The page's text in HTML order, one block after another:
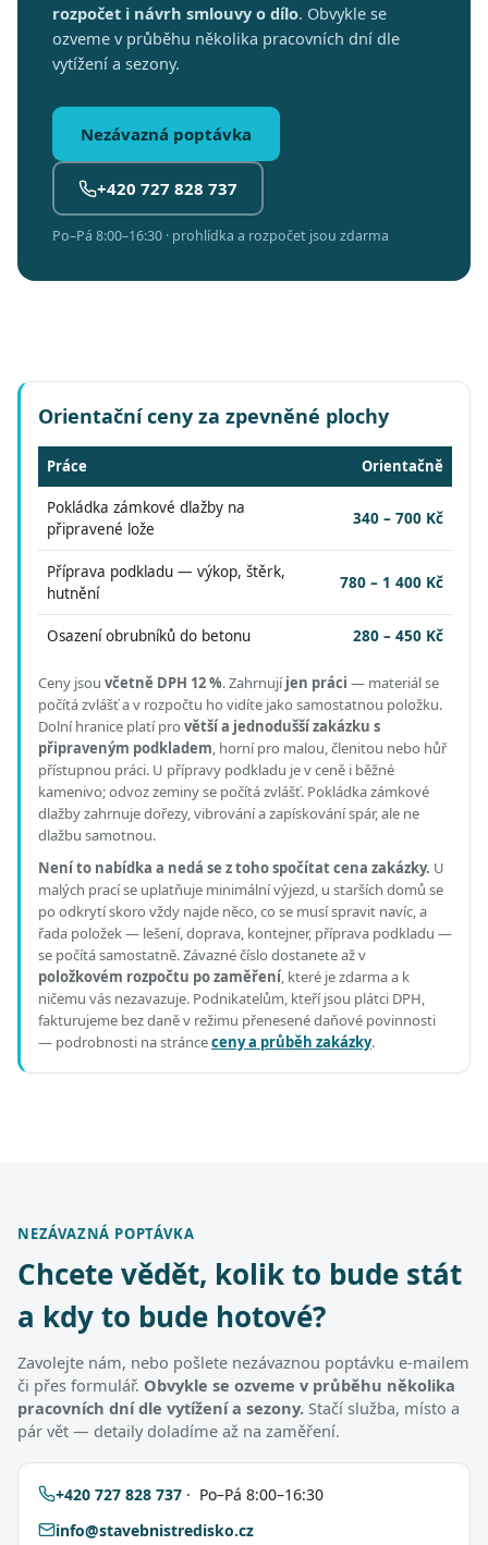
rozpočet i návrh smlouvy o dílo. Obvykle se
ozveme v průběhu několika pracovních dní dle
vytížení a sezony.
Nezávazná poptávka
+420 727 828 737
Po–Pá 8:00–16:30 · prohlídka a rozpočet jsou zdarma
Orientační ceny za zpevněné plochy
Práce Orientačně
Pokládka zámkové dlažby na
připravené lože
340 – 700 Kč
Příprava podkladu — výkop, štěrk,
hutnění
780 – 1 400 Kč
Osazení obrubníků do betonu 280 – 450 Kč
Ceny jsou včetně DPH 12 %.Zahrnujíjen práci — materiál se
počítá zvlášť a v rozpočtu ho vidíte jako samostatnou položku.
Dolní hranice platí pro větší a jednodušší zakázku s
připraveným podkladem, horní pro malou, členitou nebo hůř
přístupnou práci. U přípravy podkladu je v ceně i běžné
kamenivo; odvoz zeminy se počítá zvlášť. Pokládka zámkové
dlažby zahrnuje dořezy, vibrování a zapískování spár, ale ne
dlažbu samotnou.
Není to nabídka a nedá se z toho spočítat cena zakázky. U
malých prací se uplatňuje minimální výjezd, u starších domů se
po odkrytí skoro vždy najde něco, co se musí spravit navíc, a
řada položek — lešení, doprava, kontejner, příprava podkladu —
se počítá samostatně. Závazné číslo dostanete až v
položkovém rozpočtu po zaměření, které je zdarma a k
ničemu vás nezavazuje. Podnikatelům, kteří jsou plátci DPH,
fakturujeme bez daně v režimu přenesené daňové povinnosti
— podrobnosti na stránceceny a průběh zakázky.
NEZÁVAZNÁ POPTÁVKA
Chcete vědět, kolik to bude stát
a kdy to bude hotové?
Zavolejte nám, nebo pošlete nezávaznou poptávku e-mailem
či přes formulář. Obvykle se ozveme v průběhu několika
pracovních dní dle vytížení a sezony. Stačí služba, místo a
pár vět — detaily doladíme až na zaměření.
+420 727 828 737 · Po–Pá 8:00–16:30
info@stavebnistredisko.cz